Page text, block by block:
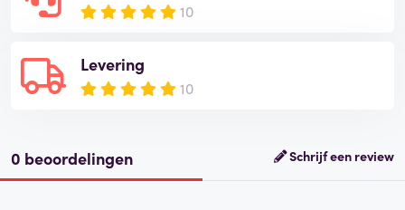
10
Levering
10
0 beoordelingen Schrijf een review